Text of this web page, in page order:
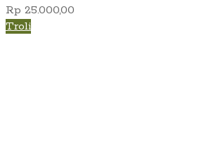
Rp 25.000,00
Troli